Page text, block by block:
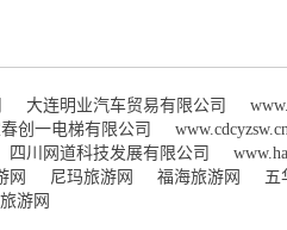
大连明业汽车贸易有限公司
创一电梯有限公司
四川网道科技发展有限公司
网 尼玛旅游网 福海旅游网 五
游网